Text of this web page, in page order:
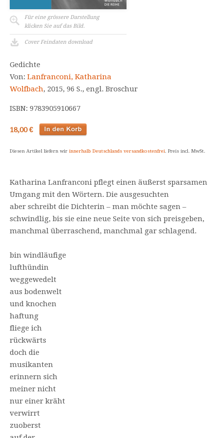
Für eine grössere Darstellung
klicken Sie auf das Bild.
Cover Feindaten download
Gedichte
Von: Lanfranconi, Katharina
Wolfbach, 2015, 96 S., engl. Broschur
ISBN: 9783905910667
18,00 €
Diesen Artikel liefern wir innerhalb Deutschlands versandkostenfrei. Preis incl. MwSt.
Katharina Lanfranconi pflegt einen äußerst sparsamen
Umgang mit den Wörtern. Die ausgesuchten
aber schreibt die Dichterin – man möchte sagen –
schwindlig, bis sie eine neue Seite von sich preisgeben,
manchmal überraschend, manchmal gar schlagend.
bin windläufige
lufthündin
weggewedelt
aus bodenwelt
und knochen
haftung
fliege ich
rückwärts
doch die
musikanten
erinnern sich
meiner nicht
nur einer kräht
verwirrt
zuoberst